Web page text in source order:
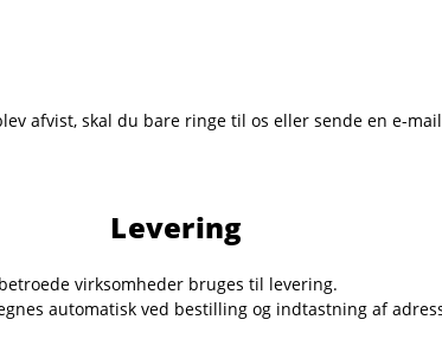
afvist, skal du bare ringe til os eller sende en e-
Levering
virksomheder bruges til levering.
automatisk ved bestilling og indtastning af